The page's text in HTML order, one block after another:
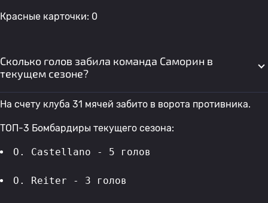
Красные карточки: 0
Сколько голов забила команда Саморин в
текущем сезоне?
На счету клуба 31 мячей забито в ворота противника.
ТОП-3 Бомбардиры текущего сезона:
O. Castellano - 5 голов
O. Reiter - 3 голов